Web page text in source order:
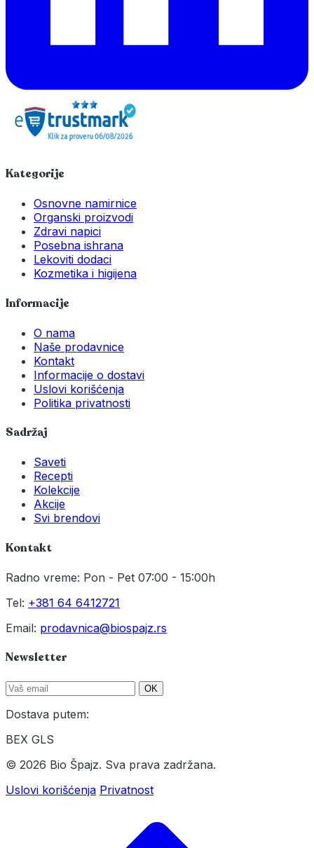
Kategorije
Osnovne namirnice
Organski proizvodi
Zdravi napici
Posebna ishrana
Lekoviti dodaci
Kozmetika i higijena
Informacije
O nama
Naše prodavnice
Kontakt
Informacije o dostavi
Uslovi korišćenja
Politika privatnosti
Sadržaj
Saveti
Recepti
Kolekcije
Akcije
Svi brendovi
Kontakt
Radno vreme: Pon - Pet 07:00 - 15:00h
Tel: +381 64 6412721
Email: prodavnica@biospajz.rs
Newsletter
OK
Dostava putem:
BEX GLS
© 2026 Bio Špajz. Sva prava zadržana.
Uslovi korišćenja Privatnost